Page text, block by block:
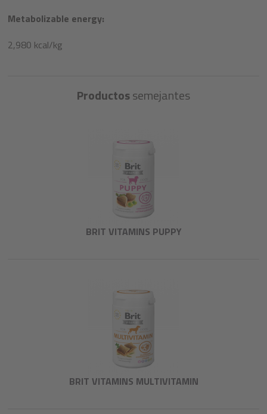
Metabolizable energy:
2,980 kcal/kg
Productossemejantes
BRIT VITAMINS PUPPY
BRIT VITAMINS MULTIVITAMIN